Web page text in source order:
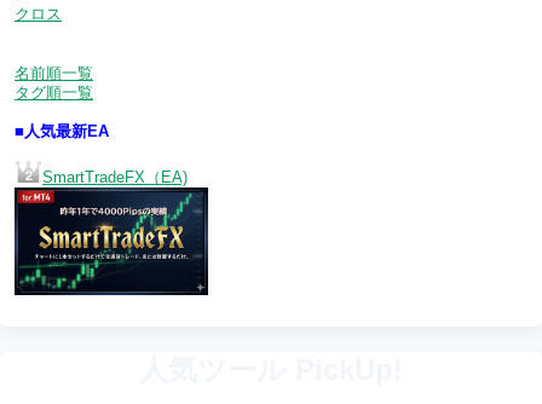
クロス
名前順一覧
タグ順一覧
■人気最新EA
SmartTradeFX（EA)